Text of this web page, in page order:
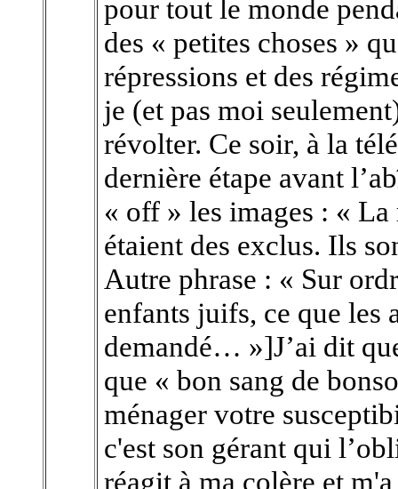
pour tout le monde
des « petites choses »
répressions et des
je (et pas moi
révolter. Ce soir, à la
dernière étape avant
« off » les images : « La
étaient des exclus. Ils
Autre phrase : « Sur
enfants juifs, ce que les
demandé… »]J’ai dit
que « bon sang de
ménager votre
c'est son gérant qui
réagit à ma colère et